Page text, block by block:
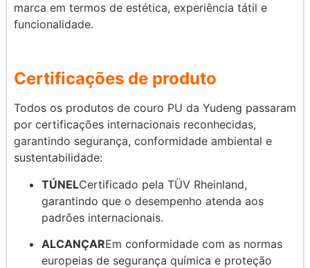
marca em termos de estética, experiência tátil e
funcionalidade.
Certificações de produto
Todos os produtos de couro PU da Yudeng passaram
por certificações internacionais reconhecidas,
garantindo segurança, conformidade ambiental e
sustentabilidade:
TÚNELCertificado pela TÜV Rheinland,
garantindo que o desempenho atenda aos
padrões internacionais.
ALCANÇAREm conformidade com as normas
europeias de segurança química e proteção